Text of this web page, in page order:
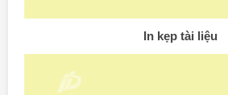
In kẹp tài liệu